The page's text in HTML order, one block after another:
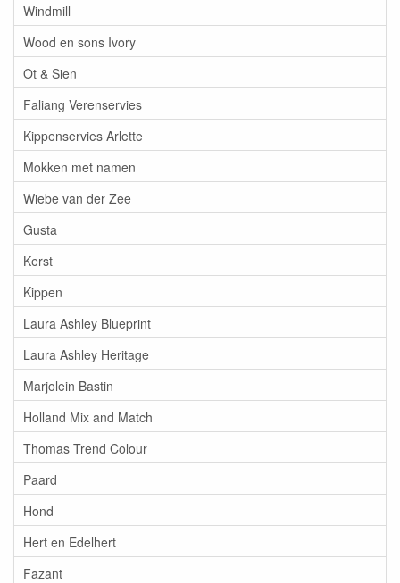
Windmill
Wood en sons Ivory
Ot & Sien
Faliang Verenservies
Kippenservies Arlette
Mokken met namen
Wiebe van der Zee
Gusta
Kerst
Kippen
Laura Ashley Blueprint
Laura Ashley Heritage
Marjolein Bastin
Holland Mix and Match
Thomas Trend Colour
Paard
Hond
Hert en Edelhert
Fazant